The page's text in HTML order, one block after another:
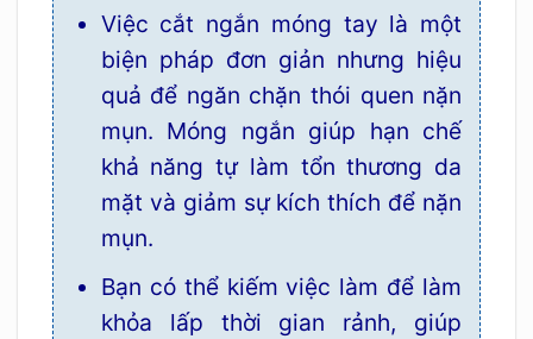
Việc cắt ngắn móng tay là một
biện pháp đơn giản nhưng hiệu
quả để ngăn chặn thói quen nặn
mụn. Móng ngắn giúp hạn chế
khả năng tự làm tổn thương da
mặt và giảm sự kích thích để nặn
mụn.
Bạn có thể kiếm việc làm để làm
khỏa lấp thời gian rảnh, giúp